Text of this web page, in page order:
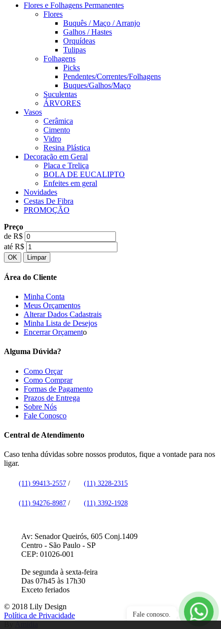
Flores e Folhagens Permanentes
Flores
Buquês / Maço / Arranjo
Galhos / Hastes
Orquídeas
Tulipas
Folhagens
Picks
Pendentes/Correntes/Folhagens
Buques/Galhos/Maço
Suculentas
ÁRVORES
Vasos
Cerâmica
Cimento
Vidro
Resina Plástica
Decoração em Geral
Placa e Treliça
BOLA DE EUCALIPTO
Enfeites em geral
Novidades
Cestas De Fibra
PROMOÇÃO
Preço
de R$
até R$
Área do Cliente
Minha Conta
Meus Orçamentos
Alterar Dados Cadastrais
Minha Lista de Desejos
Encerrar Orçamento
Alguma Dúvida?
Como Orçar
Como Comprar
Formas de Pagamento
Prazos de Entrega
Sobre Nós
Fale Conosco
Central de Atendimento
Caso tenha dúvidas sobre nossos produtos, fique a vontade para nos
ligar.
(11) 99413-2557 / (11) 3228-2315
(11) 94276-8987 / (11) 3392-1928
Av: Senador Queirós, 605 Conj.1409
Centro - São Paulo - SP
CEP: 01026-001
De segunda à sexta-feira
Das 07h45 às 17h30
Exceto feriados
© 2018 Lily Design
Política de Privacidade
Fale conosco.